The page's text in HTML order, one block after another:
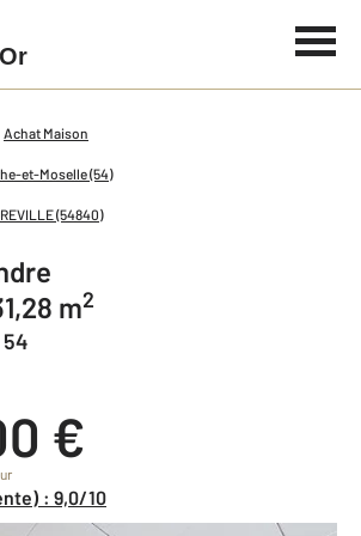
Achat Maison
et-Moselle (54)
(54840)
m2
54
€
: 9,0/10